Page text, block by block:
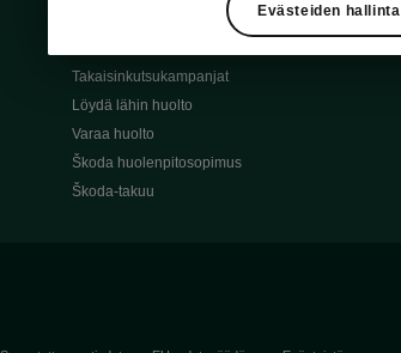
Alkuperäiset Škoda-moottoriöljyt
Takaisinkutsukampanjat
Löydä lähin huolto
Varaa huolto
Škoda huolenpitosopimus
Škoda-takuu
Evästeiden hallinta